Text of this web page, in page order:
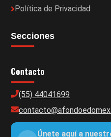
Política de Privacidad
Secciones
Contacto
(55) 44041699
Únete aquí a